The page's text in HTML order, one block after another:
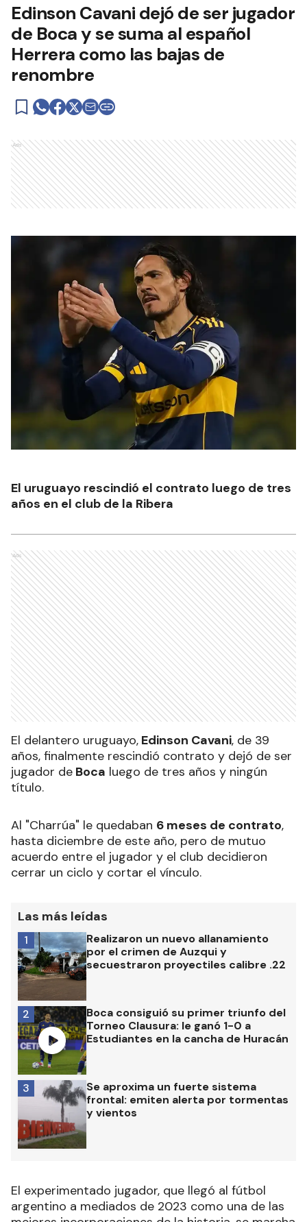
Edinson Cavani dejó de ser jugador
de Boca y se suma al español
Herrera como las bajas de
renombre
Ads
El uruguayo rescindió el contrato luego de tres
años en el club de la Ribera
Ads
El delantero uruguayo, Edinson Cavani, de 39
años, finalmente rescindió contrato y dejó de ser
jugador de Boca luego de tres años y ningún
título.
Al "Charrúa" le quedaban 6 meses de contrato,
hasta diciembre de este año, pero de mutuo
acuerdo entre el jugador y el club decidieron
cerrar un ciclo y cortar el vínculo.
Las más leídas
Realizaron un nuevo allanamiento
por el crimen de Auzqui y
secuestraron proyectiles calibre .22
1
Boca consiguió su primer triunfo del
Torneo Clausura: le ganó 1-0 a
Estudiantes en la cancha de Huracán
2
Se aproxima un fuerte sistema
frontal: emiten alerta por tormentas
y vientos
3
El experimentado jugador, que llegó al fútbol
argentino a mediados de 2023 como una de las